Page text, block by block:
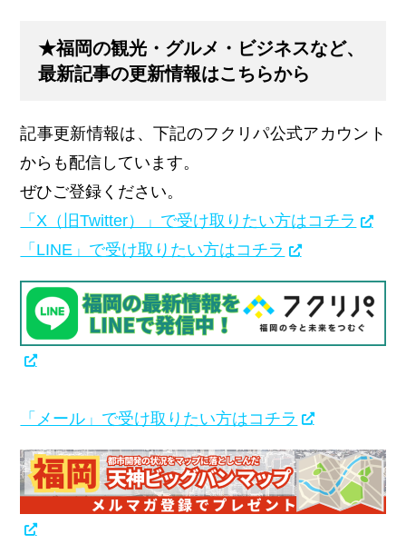
★福岡の観光・グルメ・ビジネスなど、
最新記事の更新情報はこちらから
記事更新情報は、下記のフクリパ公式アカウント
からも配信しています。
ぜひご登録ください。
「X（旧Twitter）」で受け取りたい方はコチラ
「LINE」で受け取りたい方はコチラ
「メール」で受け取りたい方はコチラ